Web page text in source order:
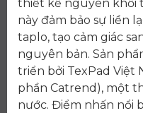
thiết kế nguyên khối
này đảm bảo sự liền
taplo, tạo cảm giác
nguyên bản. Sản
triển bởi TexPad Việt
phần Catrend), một
nước. Điểm nhấn nổi